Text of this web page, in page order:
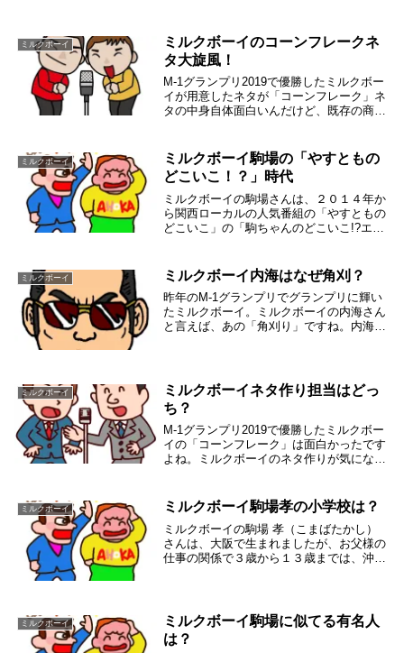
ミルクボーイ
ミルクボーイのコーンフレークネ
タ大旋風！
M-1グランプリ2019で優勝したミルクボー
イが用意したネタが「コーンフレーク」ネ
タの中身自体面白いんだけど、既存の商品
たというオチまで付いています。しかも、
ほとん...
ミルクボーイ
ミルクボーイ駒場の「やすともの
どこいこ！？」時代
ミルクボーイの駒場さんは、２０１４年か
ら関西ローカルの人気番組の「やすともの
どこいこ」の「駒ちゃんのどこいこ!?エク
「やすとものどこいこ！？」に出演してい
た時代の様子...
ミルクボーイ ミルクボーイ内海はなぜ角刈？
昨年のM-1グランプリでグランプリに輝い
たミルクボーイ。ミルクボーイの内海さん
と言えば、あの「角刈り」ですね。内海さ
ミルクボー...
ミルクボーイ
ミルクボーイネタ作り担当はどっ
ち？
M-1グランプリ2019で優勝したミルクボー
イの「コーンフレーク」は面白かったです
よね。ミルクボーイのネタ作りが気になり
か？そんなミルクボーイのネタ作りについ
て調べ...
ミルクボーイ ミルクボーイ駒場孝の小学校は？
ミルクボーイの駒場 孝（こまばたかし）
さんは、大阪で生まれましたが、お父様の
仕事の関係で３歳から１３歳までは、沖縄
学校について...
ミルクボーイ
ミルクボーイ駒場に似てる有名人
は？